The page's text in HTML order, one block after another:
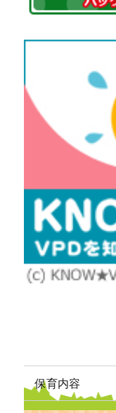
保育内容